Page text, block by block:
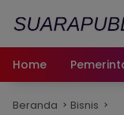
Home
Beranda Bisnis